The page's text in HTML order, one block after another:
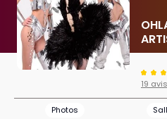
19 avis
Photos